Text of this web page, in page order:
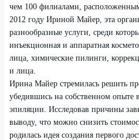
чем 100 филиалами,
2012 году Ириной Майер, эта
разнообразные услуги, среди
инъекционная и аппаратная
лица, химические пилинги,
и лица.
Ирина Майер стремилась решить
убедившись на собственном опыте
эпиляции. Исследовав причины
выводу, что можно снизить
родилась идея создания первого